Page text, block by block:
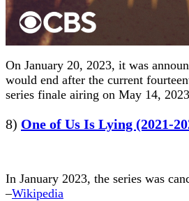
On January 20, 2023, it was
would end after the current
series finale airing on May 14,
8) One of Us Is Lying (2021-
In January 2023, the series was
–Wikipedia